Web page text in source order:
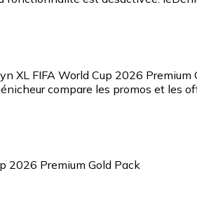
XL FIFA World Cup 2026
compare les promos et les
2026 Premium Gold Pack